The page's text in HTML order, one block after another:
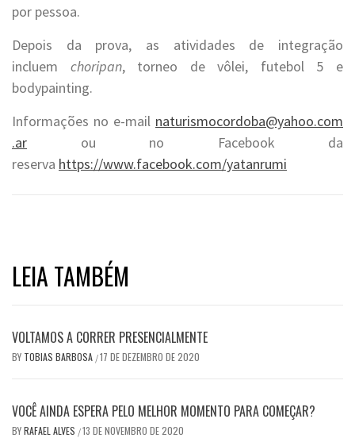
por pessoa.
Depois da prova, as atividades de integração
incluem choripan, torneo de vôlei, futebol 5 e
bodypainting.
Informações no e-mail naturismocordoba@yahoo.com
.ar ou no Facebook da
reserva https://www.facebook.com/yatanrumi
LEIA TAMBÉM
VOLTAMOS A CORRER PRESENCIALMENTE
BY TOBIAS BARBOSA /17 DE DEZEMBRO DE 2020
VOCÊ AINDA ESPERA PELO MELHOR MOMENTO PARA COMEÇAR?
BYRAFAEL ALVES /13 DE NOVEMBRO DE 2020